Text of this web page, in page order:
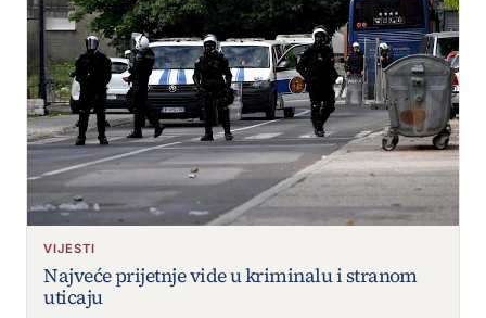
VIJESTI
Najveće prijetnje vide u kriminalu i stranom
uticaju